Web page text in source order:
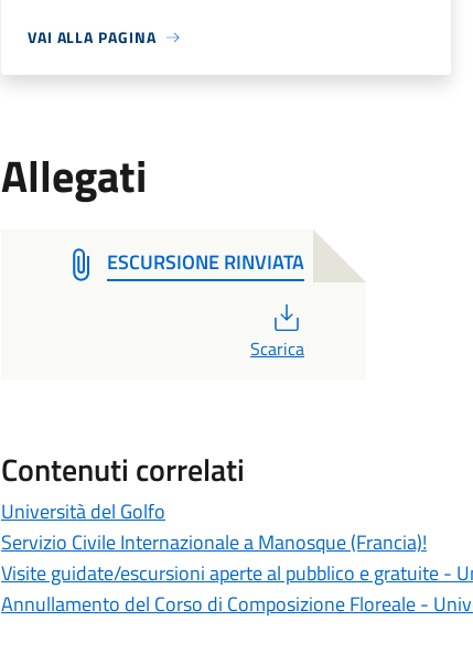
VAI ALLA PAGINA
Allegati
ESCURSIONE RINVIATA
Scarica
Contenuti correlati
Università del Golfo
Servizio Civile Internazionale a Manosque (Francia)!
Visite guidate/escursioni aperte al pubblico e gratuite -
Annullamento del Corso di Composizione Floreale -